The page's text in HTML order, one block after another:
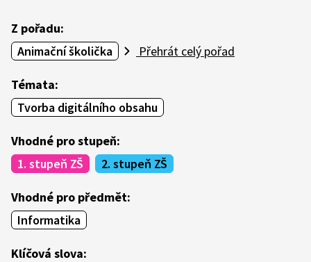
Z pořadu:
Animační školička
Přehrát celý pořad
Témata:
Tvorba digitálního obsahu
Vhodné pro stupeň:
1. stupeň ZŠ
2. stupeň ZŠ
Vhodné pro předmět:
Informatika
Klíčová slova: